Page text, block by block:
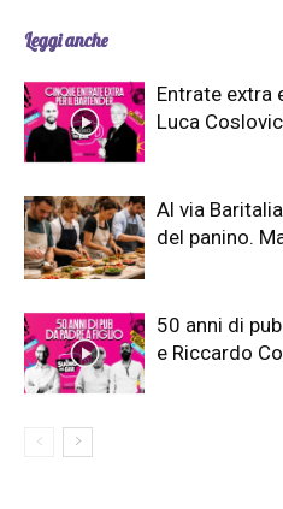
Leggi anche
Entrate extra
Luca
Al via
del panino.
50 anni di
e Riccardo